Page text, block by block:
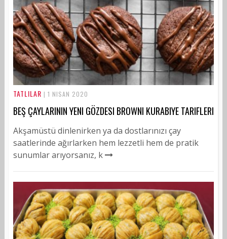
TATLILAR | 1 NISAN 2020
BEŞ ÇAYLARININ YENI GÖZDESI BROWNI KURABIYE TARIFLERI
Akşamüstü dinlenirken ya da dostlarınızı çay
saatlerinde ağırlarken hem lezzetli hem de pratik
sunumlar arıyorsanız, k